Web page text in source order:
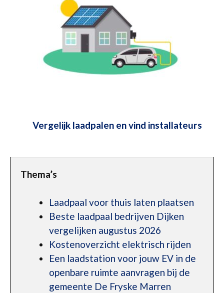
Vergelijk laadpalen en vind installateurs
Thema’s
Laadpaal voor thuis laten plaatsen
Beste laadpaal bedrijven Dijken
vergelijken augustus 2026
Kostenoverzicht elektrisch rijden
Een laadstation voor jouw EV in de
openbare ruimte aanvragen bij de
gemeente De Fryske Marren